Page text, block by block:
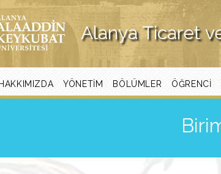
Alanya Ticaret
YÖNETIM BÖLÜMLER ÖĞRENCİ